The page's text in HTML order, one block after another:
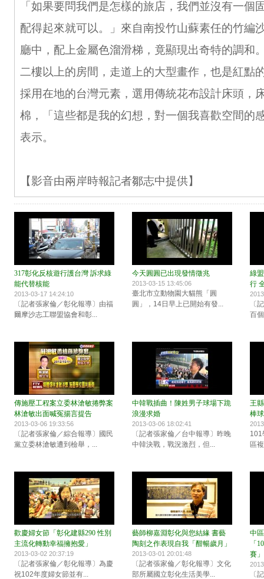
「如果要問我們是怎樣的旅店，我們並沒有一個
配得起來就可以。」來自南投竹山蘇素任的竹編
廳中，配上金屬色溜滑梯，竟顯現出奇特的調和
二樓以上的房間，走道上的大型畫作，也是紅點
採用在地的台灣元素，選用傳統花布設計床頭，
棉，「這些都是我的幻想，對一個我喜歡空間的
表示。
【影音由兩岸時報記者鄒志中提供】
317彰化反核遊行護台灣 訴求綠
能代替核能
2013-03-17 14:24:10
〔記者張家倫／彰化報導〕由福
爾摩沙志工聯盟協會和彰...
今天圓圓已出現發情徵兆
2013-03-15 13:45:06
臺北市立動物園大貓熊「圓
圓」，14日早上已開始有發...
綠
行
〔
百
傳施壓工程案立委林滄敏捲弊案
林滄敏出面喊冤揚言提告
2013-03-06 19:33:56
〔記者張家倫／綜合報導〕國民
黨立委林滄敏遭到檢舉，...
中韓戰插曲！陳姓男子球場下跪
浪漫求婚
2013-03-06 18:02:41
〔記者張家倫／台中報導〕昨晚
中韓決戰，戰況激烈，但...
王
棒
101
區
歡慶婦女節「彰化建縣290 性別
主流化轉動幸福擁抱愛」
2013-03-02 20:37:19
〔記者張家倫／彰化報導〕為慶
祝102年度婦女節並有...
藝師柳嘉淵彰化與您結緣 書藝
陶刻之作表現自我「酣暢歲月」
2013-03-01 20:01:48
〔記者張家倫／彰化報導〕文化
部所屬國立彰化生活美學...
中
「
賽」
〔